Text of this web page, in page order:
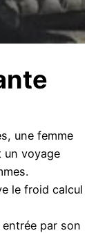
une femme
un voyage
le froid calcul
par son